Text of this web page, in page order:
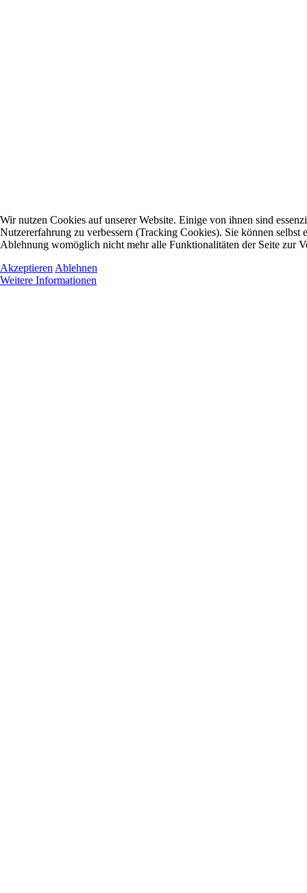
Wir nutzen Cookies auf unserer Website. Einige von ihnen sind
Nutzererfahrung zu verbessern (Tracking Cookies). Sie können selbst
Ablehnung womöglich nicht mehr alle Funktionalitäten der Seite zur
Akzeptieren Ablehnen
Weitere Informationen